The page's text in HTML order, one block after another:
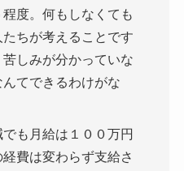
度。何もしなくても
たちが考えることです
しみが分かっていな
てできるわけがな
も月給は１００万円
費は変わらず支給さ